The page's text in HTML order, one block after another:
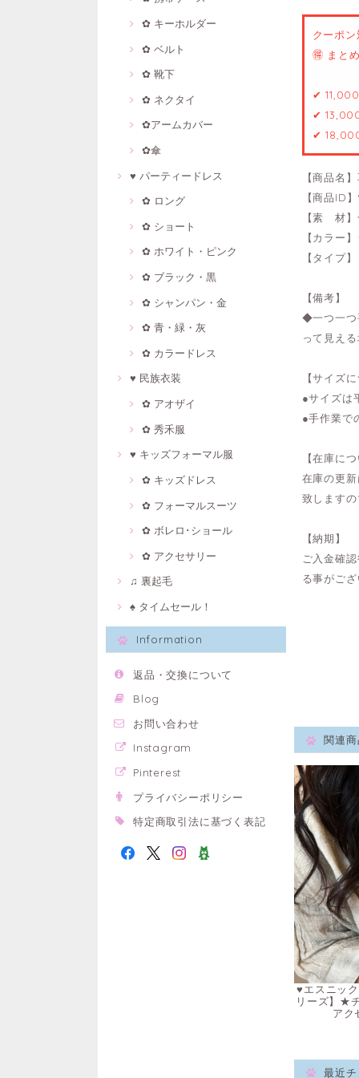
✿ キーホルダー
✿ ベルト
✿ 靴下
✿ ネクタイ
✿アームカバー
✿傘
♥ パーティードレス
✿ ロング
✿ ショート
✿ ホワイト・ピンク
✿ ブラック・黒
✿ シャンパン・金
✿ 青・緑・灰
✿ カラードレス
♥ 民族衣装
✿ アオザイ
✿ 秀禾服
♥ キッズフォーマル服
✿ キッズドレス
✿ フォーマルスーツ
✿ ボレロ･ショール
✿ アクセサリー
♫ 裏起毛
♠ タイムセール！
Information
返品・交換について
Blog
お問い合わせ
Instagram
Pinterest
プライバシーポリシー
特定商取引法に基づく表記
クーポ
🉐 まと
✔
✔
✔
【商品名
【商品ID
【素 材】
【カラー
【タイプ
【備考】
◆一つ一つ
って見え
【サイズ
●サイズは
●手作業で
【在庫に
在庫の更
致します
【納期】
ご入金確
る事がご
関連
♥エスニッ
リーズ】★
アク
最近